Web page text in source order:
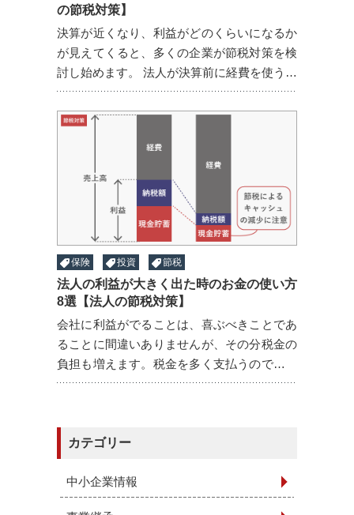
の節税対策】
決算が近くなり、利益がどのくらいになるか
が見えてくると、多くの企業が節税対策を検
討し始めます。 法人が決算前に経費を使う理
由は、経費を損金として計上することで利益
の圧縮になり、節税効果があるからです。法
保険 投資 節税
法人の利益が大きく出た時のお金の使い方
8選【法人の節税対策】
会社に利益がでることは、喜ぶべきことであ
ることに間違いありませんが、その分税金の
負担も増えます。税金を多く支払うのであれ
ば、会社のために資金を投資したいと考える
カテゴリー
中小企業情報